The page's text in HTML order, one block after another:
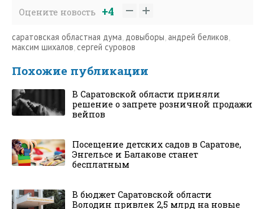
Оцените новость +4
саратовская областная дума, довыборы, андрей беликов,
максим шихалов, сергей суровов
Похожие публикации
В Саратовской области приняли
решение о запрете розничной продажи
вейпов
Посещение детских садов в Саратове,
Энгельсе и Балакове станет
бесплатным
В бюджет Саратовской области
Володин привлек 2,5 млрд на новые